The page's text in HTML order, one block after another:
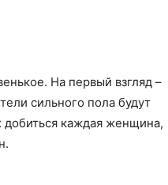
На первый взгляд –
сильного пола будут
добиться каждая женщина,